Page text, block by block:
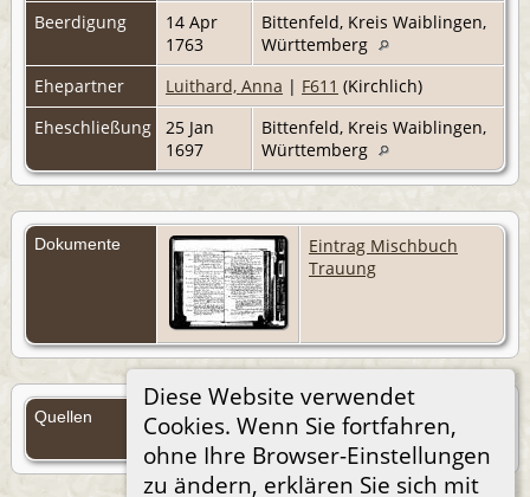
Diese Website verwendet
Cookies. Wenn Sie fortfahren,
ohne Ihre Browser-Einstellungen
zu ändern, erklären Sie sich mit
Beerdigung
14 Apr
1763
Bittenfeld, Kreis Waiblingen,
Württemberg
Ehepartner
Luithard, Anna | F611 (Kirchlich)
Eheschließung
25 Jan
1697
Bittenfeld, Kreis Waiblingen,
Württemberg
Dokumente
Eintrag Mischbuch
Trauung
Quellen
Quellen (Anmelden)